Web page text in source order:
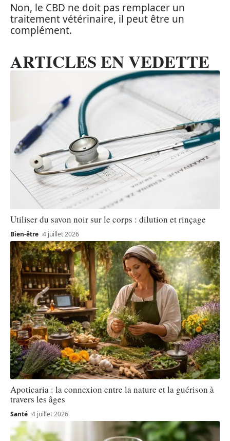
Non, le CBD ne doit pas remplacer un
traitement vétérinaire, il peut être un
complément.
ARTICLES EN VEDETTE
Utiliser du savon noir sur le corps : dilution et rinçage
Bien-être 4 juillet 2026
Apoticaria : la connexion entre la nature et la guérison à
travers les âges
Santé 4 juillet 2026